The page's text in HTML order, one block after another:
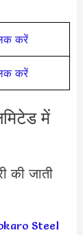
करें
करें
में
की जाती
Steel